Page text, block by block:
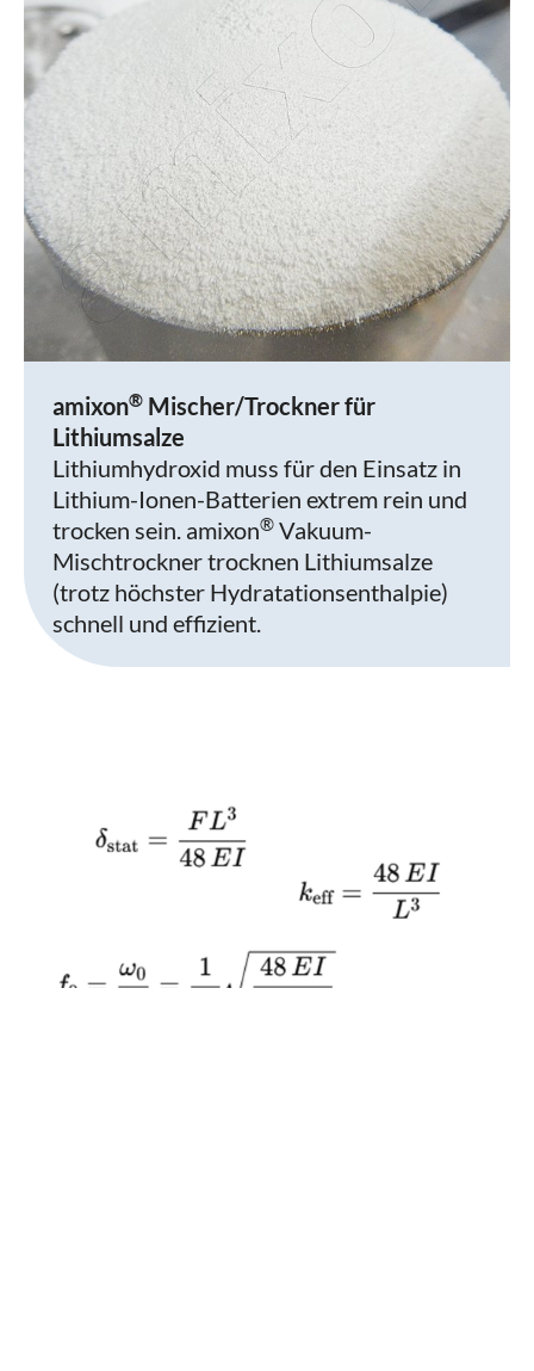
amixon® Mischer/Trockner für
Lithiumsalze
Lithiumhydroxid muss für den Einsatz in
Lithium-Ionen-Batterien extrem rein und
trocken sein. amixon® Vakuum-
Mischtrockner trocknen Lithiumsalze
(trotz höchster Hydratationsenthalpie)
schnell und effizient.